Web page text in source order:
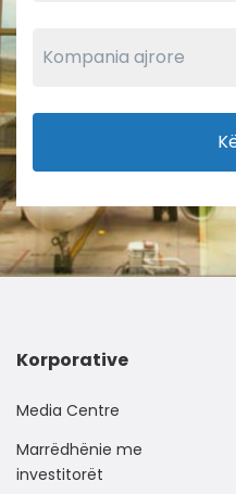
Korporative
Media Centre
Marrëdhënie me
investitorët